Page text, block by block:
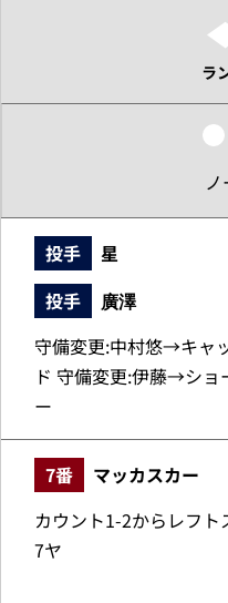
ラ
投手
星
投手
廣澤
守備変更:中村悠→キャ
ド 守備変更:伊藤→シ
ー
7番 マッカスカー
カウント1-2からレフ
7ヤ